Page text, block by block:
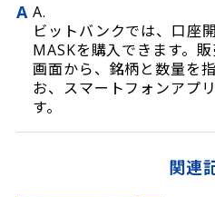
A A.
ビットバンクでは、口座
MASKを購入できます。
画面から、銘柄と数量を
お、スマートフォンアプ
す。
関連